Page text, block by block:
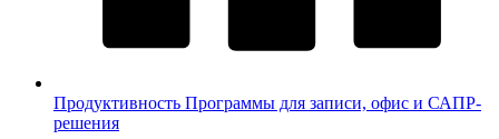
Продуктивность Программы для записи, офис и САПР-
решения